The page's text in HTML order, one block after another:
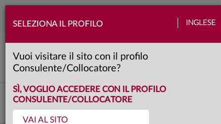
SELEZIONA IL PROFILO INGLESE
Vuoi visitare il sito con il profilo
Consulente/Collocatore?
SÌ, VOGLIO ACCEDERE CON IL PROFILO
CONSULENTE/COLLOCATORE
VAI AL SITO
6 minuti
Fabio Fois